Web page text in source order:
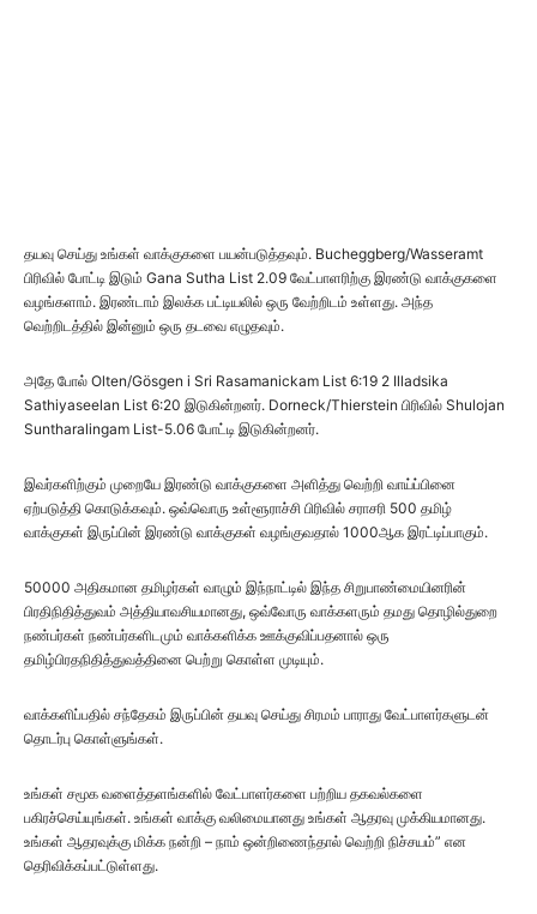
தயவு செய்து உங்கள் வாக்குகளை பயன்படுத்தவும். Bucheggberg/Wasseramt
பிரிவில் போட்டி இடும் Gana Sutha List 2.09 வேட்பாளரிற்கு இரண்டு வாக்குகளை
வழங்களாம். இரண்டாம் இலக்க பட்டியலில் ஒரு வேற்றிடம் உள்ளது. அந்த
வெற்றிடத்தில் இன்னும் ஒரு தடவை எழுதவும்.
அதே போல் Olten/Gösgen i Sri Rasamanickam List 6:19 2 Illadsika
Sathiyaseelan List 6:20 இடுகின்றனர். Dorneck/Thierstein பிரிவில் Shulojan
Suntharalingam List-5.06 போட்டி இடுகின்றனர்.
இவர்களிற்கும் முறையே இரண்டு வாக்குகளை அளித்து வெற்றி வாய்ப்பினை
ஏற்படுத்தி கொடுக்கவும். ஒவ்வொரு உள்ளூராச்சி பிரிவில் சராசரி 500 தமிழ்
வாக்குகள் இருப்பின் இரண்டு வாக்குகள் வழங்குவதால் 1000ஆக இரட்டிப்பாகும்.
50000 அதிகமான தமிழர்கள் வாழும் இந்நாட்டில் இந்த சிறுபாண்மையினரின்
பிரதிநிதித்துவம் அத்தியாவசியமானது, ஒவ்வோரு வாக்களரும் தமது தொழில்துறை
நண்பர்கள் நண்பர்களிடமும் வாக்களிக்க ஊக்குவிப்பதனால் ஒரு
தமிழ்பிரதநிதித்துவத்தினை பெற்று கொள்ள முடியும்.
வாக்களிப்பதில் சந்தேகம் இருப்பின் தயவு செய்து சிரமம் பாராது வேட்பாளர்களுடன்
தொடர்பு கொள்ளுங்கள்.
உங்கள் சமூக வளைத்தளங்களில் வேட்பாளர்களை பற்றிய தகவல்களை
பகிரச்செய்யுங்கள். உங்கள் வாக்கு வலிமையானது உங்கள் ஆதரவு முக்கியமானது.
உங்கள் ஆதரவுக்கு மிக்க நன்றி – நாம் ஒன்றிணைந்தால் வெற்றி நிச்சயம்” என
தெரிவிக்கப்பட்டுள்ளது.